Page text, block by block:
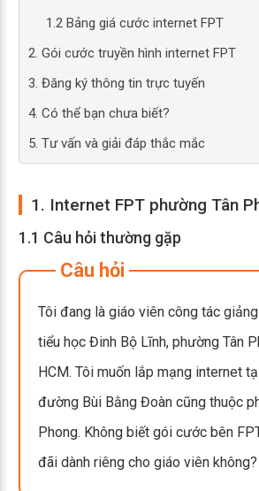
1.2 Bảng giá cước internet FPT
2. Gói cước truyền hình internet FPT
3. Đăng ký thông tin trực tuyến
4. Có thể bạn chưa biết?
5. Tư vấn và giải đáp thắc mắc
1. Internet FPT phường Tân
1.1 Câu hỏi thường gặp
Câu hỏi
Tôi đang là giáo viên công tác
tiểu học Đinh Bộ Lĩnh, phường Tân
HCM. Tôi muốn lắp mạng internet
đường Bùi Bằng Đoàn cũng thuộc
Phong. Không biết gói cước bên
đãi dành riêng cho giáo viên không?